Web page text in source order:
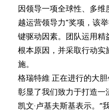
因领导一项全球性、多维
越运营领导力”奖项，该
键驱动因素。团队运用精
根本原因，并采取行动
施。
格瑞特維 正在进行的大
彰显了我们致力于打造
凯文·卢基夫斯基表示。“